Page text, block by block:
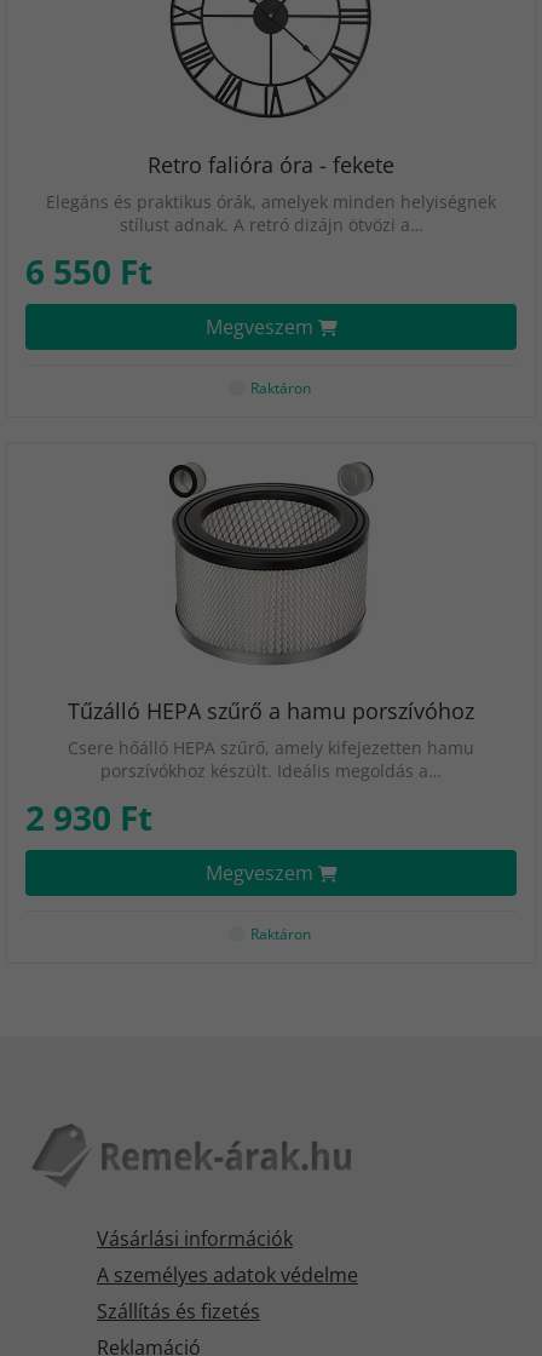
Retro falióra óra - fekete
Elegáns és praktikus órák, amelyek minden helyiségnek
stílust adnak. A retró dizájn ötvözi a…
6 550 Ft
Megveszem
Raktáron
Tűzálló HEPA szűrő a hamu porszívóhoz
Csere hőálló HEPA szűrő, amely kifejezetten hamu
porszívókhoz készült. Ideális megoldás a…
2 930 Ft
Megveszem
Raktáron
Vásárlási információk
A személyes adatok védelme
Szállítás és fizetés
Reklamáció